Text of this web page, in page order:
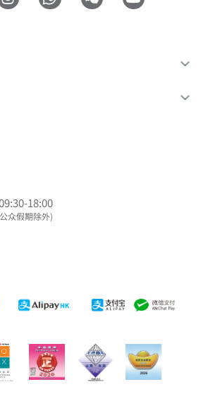
18:00
众假期除外)